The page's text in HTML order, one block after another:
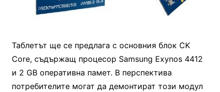
Таблетът ще се предлага с основния блок CK
Core, съдържащ процесор Samsung Exynos 4412
и 2 GB оперативна памет. В перспектива
потребителите могат да демонтират този модул